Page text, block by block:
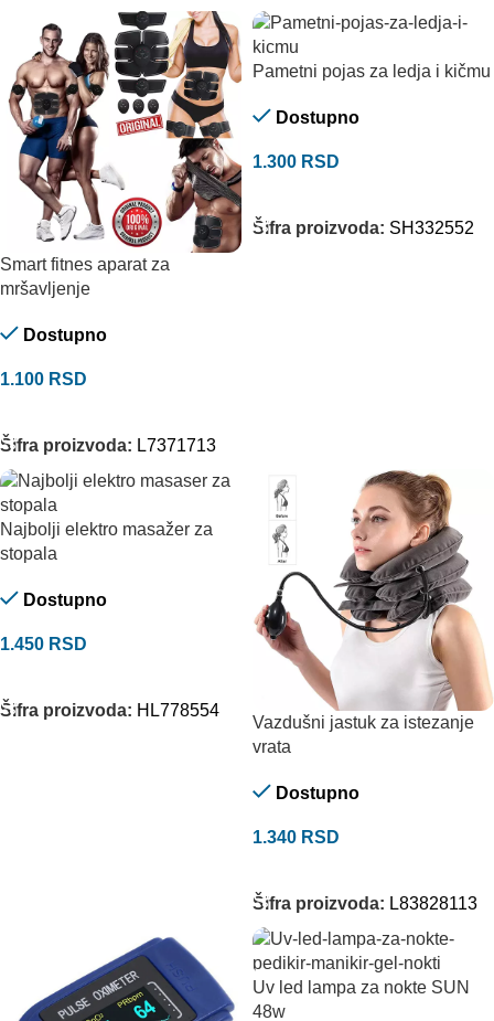
Smart fitnes aparat za
mršavljenje
Dostupno
1.100 RSD
Šifra proizvoda: L7371713
Pametni pojas za ledja i kičmu
Dostupno
1.300 RSD
Šifra proizvoda: SH332552
Najbolji elektro masažer za
stopala
Dostupno
1.450 RSD
Šifra proizvoda: HL778554
Vazdušni jastuk za istezanje
vrata
Dostupno
1.340 RSD
Šifra proizvoda: L83828113
Uv led lampa za nokte SUN
48w